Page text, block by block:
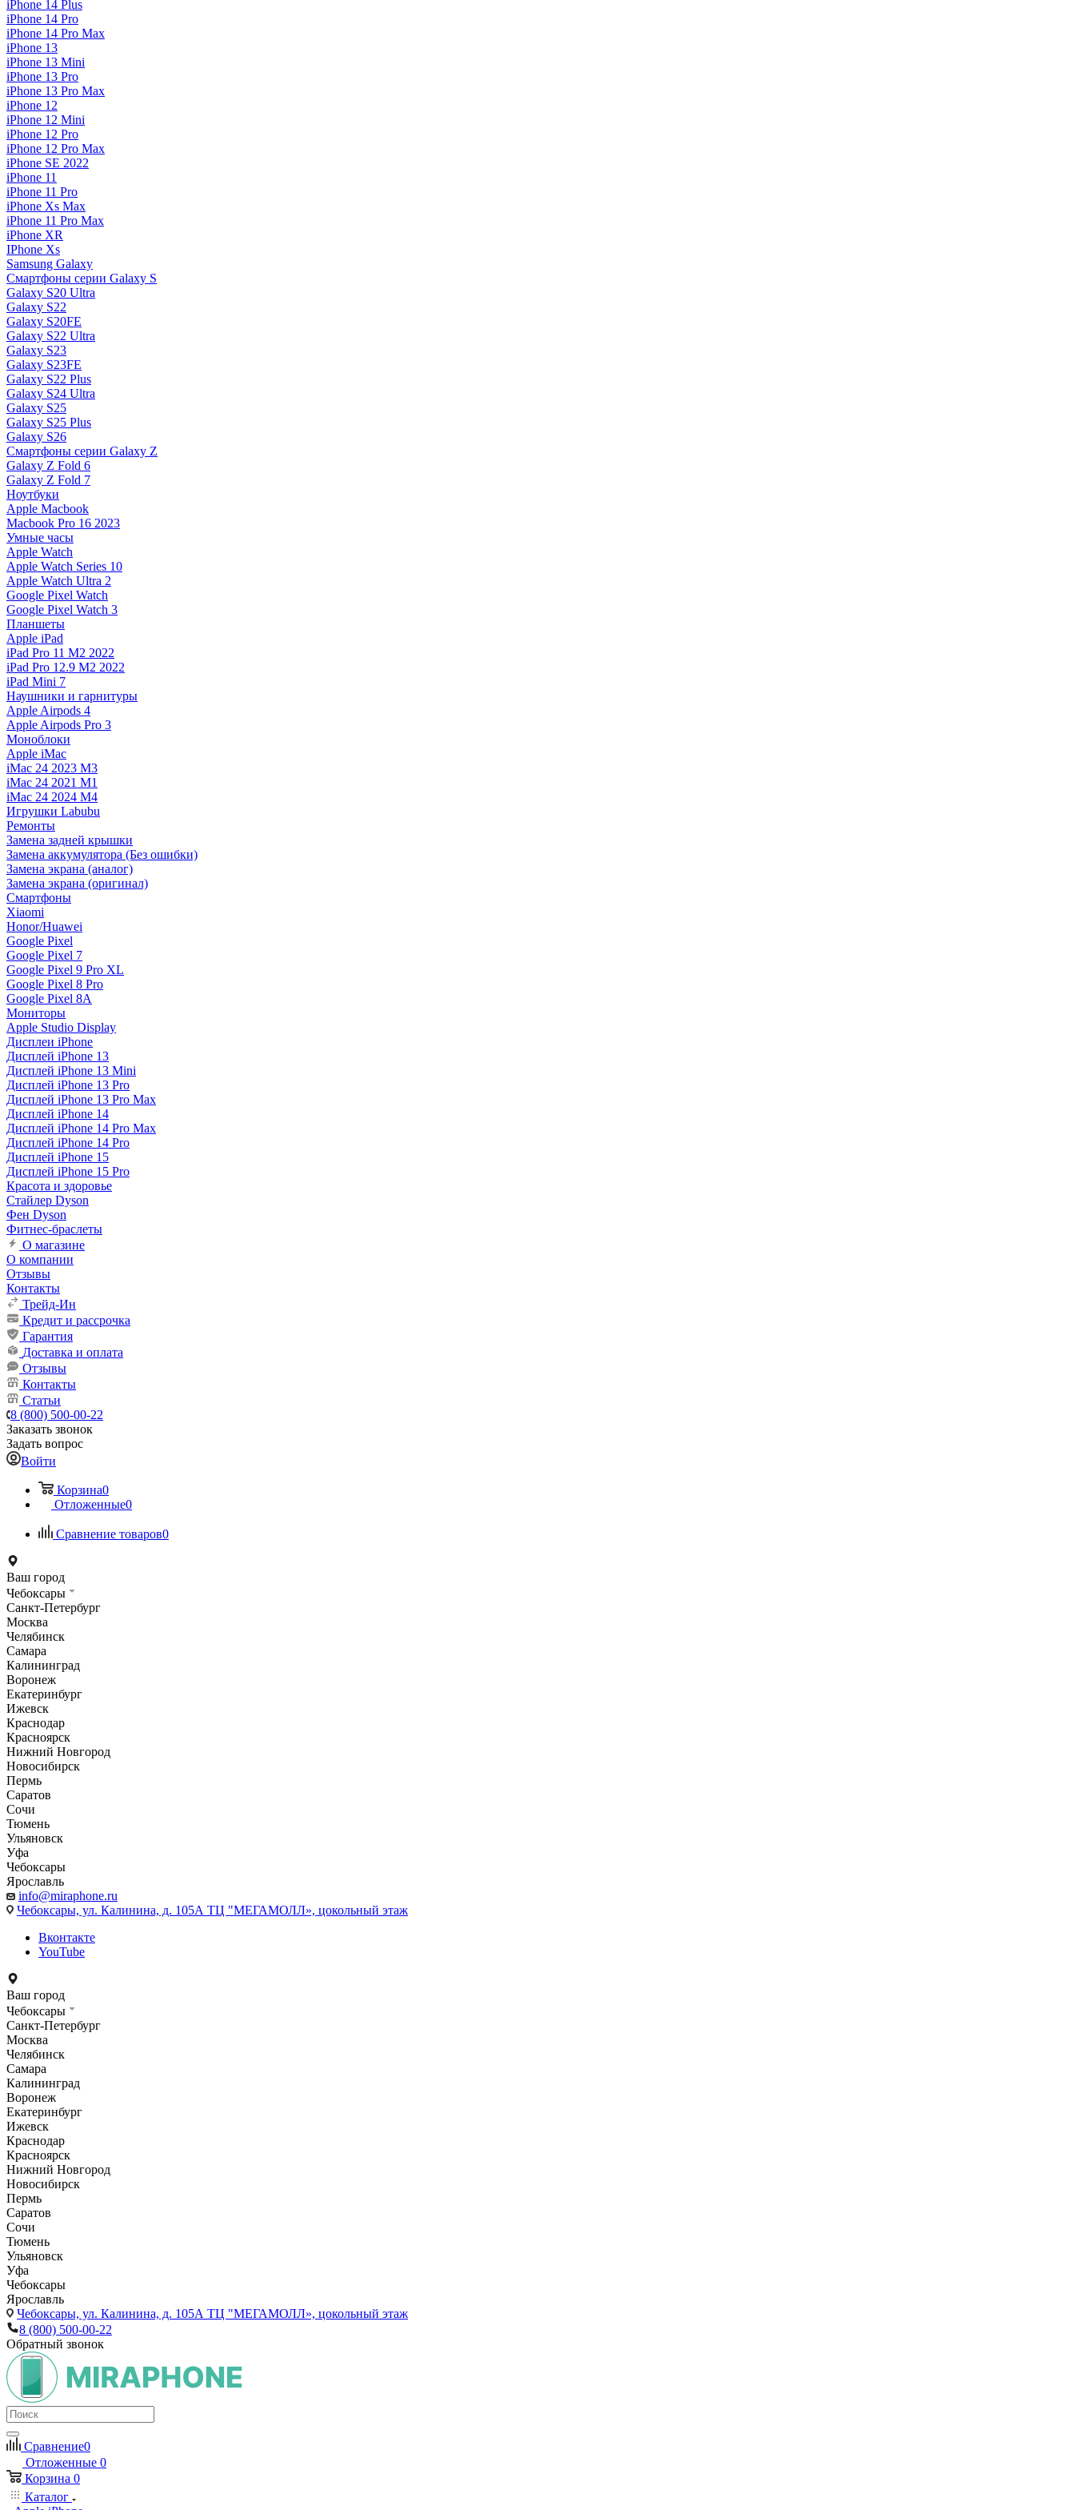
iPhone 14 Plus
iPhone 14 Pro
iPhone 14 Pro Max
iPhone 13
iPhone 13 Mini
iPhone 13 Pro
iPhone 13 Pro Max
iPhone 12
iPhone 12 Mini
iPhone 12 Pro
iPhone 12 Pro Max
iPhone SE 2022
iPhone 11
iPhone 11 Pro
iPhone Xs Max
iPhone 11 Pro Max
iPhone XR
IPhone Xs
Samsung Galaxy
Смартфоны серии Galaxy S
Galaxy S20 Ultra
Galaxy S22
Galaxy S20FE
Galaxy S22 Ultra
Galaxy S23
Galaxy S23FE
Galaxy S22 Plus
Galaxy S24 Ultra
Galaxy S25
Galaxy S25 Plus
Galaxy S26
Смартфоны серии Galaxy Z
Galaxy Z Fold 6
Galaxy Z Fold 7
Ноутбуки
Apple Macbook
Macbook Pro 16 2023
Умные часы
Apple Watch
Apple Watch Series 10
Apple Watch Ultra 2
Google Pixel Watch
Google Pixel Watch 3
Планшеты
Apple iPad
iPad Pro 11 M2 2022
iPad Pro 12.9 M2 2022
iPad Mini 7
Наушники и гарнитуры
Apple Airpods 4
Apple Airpods Pro 3
Моноблоки
Apple iMac
iMac 24 2023 M3
iMac 24 2021 M1
iMac 24 2024 M4
Игрушки Labubu
Ремонты
Замена задней крышки
Замена аккумулятора (Без ошибки)
Замена экрана (аналог)
Замена экрана (оригинал)
Смартфоны
Xiaomi
Honor/Huawei
Google Pixel
Google Pixel 7
Google Pixel 9 Pro XL
Google Pixel 8 Pro
Google Pixel 8A
Мониторы
Apple Studio Display
Дисплеи iPhone
Дисплей iPhone 13
Дисплей iPhone 13 Mini
Дисплей iPhone 13 Pro
Дисплей iPhone 13 Pro Max
Дисплей iPhone 14
Дисплей iPhone 14 Pro Max
Дисплей iPhone 14 Pro
Дисплей iPhone 15
Дисплей iPhone 15 Pro
Красота и здоровье
Стайлер Dyson
Фен Dyson
Фитнес-браслеты
О магазине
О компании
Отзывы
Контакты
Трейд-Ин
Кредит и рассрочка
Гарантия
Доставка и оплата
Отзывы
Контакты
Статьи
8 (800) 500-00-22
Заказать звонок
Задать вопрос
Войти
Корзина0
Отложенные0
Сравнение товаров0
Ваш город
Чебоксары
Санкт-Петербург
Москва
Челябинск
Самара
Калининград
Воронеж
Екатеринбург
Ижевск
Краснодар
Красноярск
Нижний Новгород
Новосибирск
Пермь
Саратов
Сочи
Тюмень
Ульяновск
Уфа
Чебоксары
Ярославль
info@miraphone.ru
Чебоксары, ул. Калинина, д. 105А ТЦ "МЕГАМОЛЛ», цокольный этаж
Вконтакте
YouTube
Ваш город
Чебоксары
Санкт-Петербург
Москва
Челябинск
Самара
Калининград
Воронеж
Екатеринбург
Ижевск
Краснодар
Красноярск
Нижний Новгород
Новосибирск
Пермь
Саратов
Сочи
Тюмень
Ульяновск
Уфа
Чебоксары
Ярославль
Чебоксары, ул. Калинина, д. 105А ТЦ "МЕГАМОЛЛ», цокольный этаж
8 (800) 500-00-22
Обратный звонок
Сравнение0
Отложенные 0
Корзина 0
Каталог